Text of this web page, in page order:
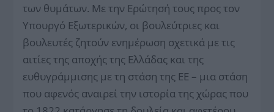
των θυμάτων. Με την Ερώτησή τους προς τον
Υπουργό Εξωτερικών, οι βουλεύτριες και
βουλευτές ζητούν ενημέρωση σχετικά με τις
αιτίες της αποχής της Ελλάδας και της
ευθυγράμμισης με τη στάση της ΕΕ – μια στάση
που αφενός αναιρεί την ιστορία της χώρας που